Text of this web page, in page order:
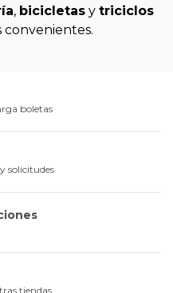
, bicicletas y triciclos
convenientes.
boletas
solicitudes
tiendas